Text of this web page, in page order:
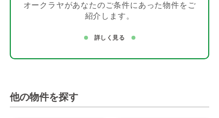
オークラヤがあなたのご条件にあった物件をご
紹介します。
詳しく見る
他の物件を探す